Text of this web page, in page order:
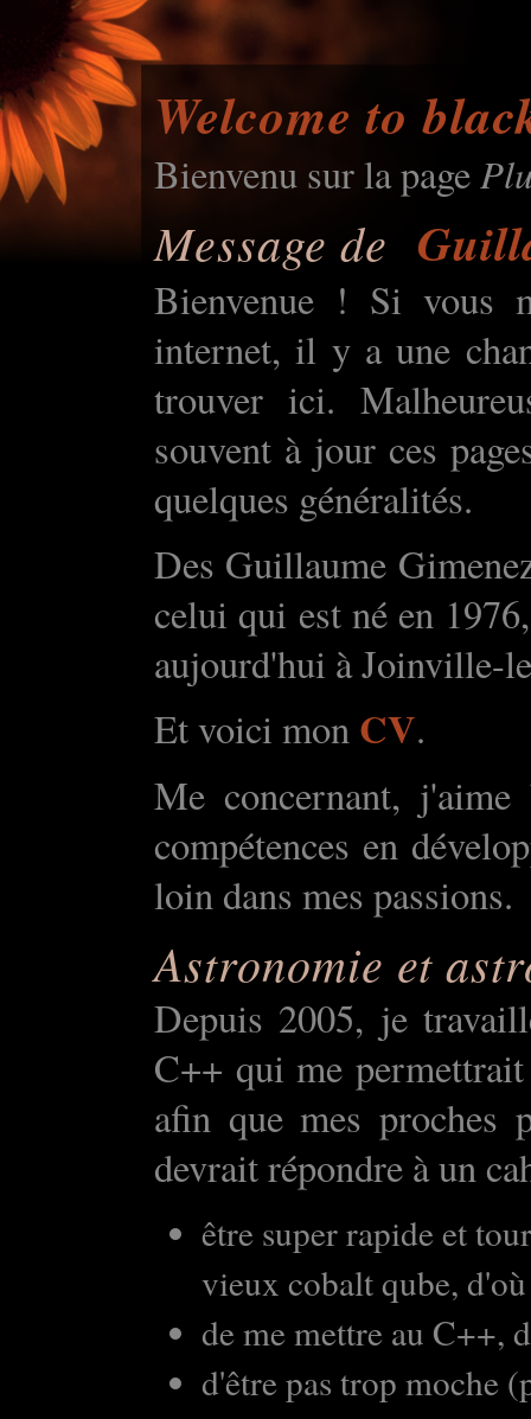
Welcome to
Bienvenu sur la page
Message de
Bienvenue ! Si vous
internet, il y a une
trouver ici.
souvent à jour ces
quelques généralités.
Des Guillaume
celui qui est né en
aujourd'hui àJoinville-
Et voici mon CV.
Me concernant,
compétences en
loin dans mes passions.
Astronomie et
Depuis 2005, je
C++ qui me
afin que mes proches
devrait répondre à un
être super rapide et
vieux cobalt qube,
de me mettre au C++,
d'être pas trop moche